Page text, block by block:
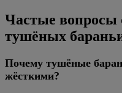
Частые вопросы
тушёных
Почему тушёные
жёсткими?